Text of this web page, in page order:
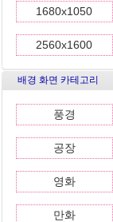
1680x1050
2560x1600
배경 화면 카테고리
풍경
공장
영화
만화